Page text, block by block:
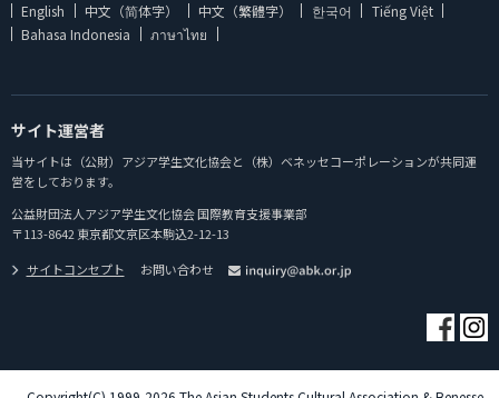
English 中文（简体字） 中文（繁體字） 한국어
Tiếng Việt
Bahasa Indonesia
ภาษาไทย
サイト運営者
当サイトは（公財）アジア学生文化協会と（株）ベネッセコーポレーションが共同運
営をしております。
公益財団法人アジア学生文化協会 国際教育支援事業部
〒113-8642 東京都文京区本駒込2-12-13
サイトコンセプト
お問い合わせ